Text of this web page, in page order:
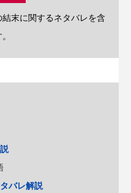
末に関するネタバレを含
バレ解説